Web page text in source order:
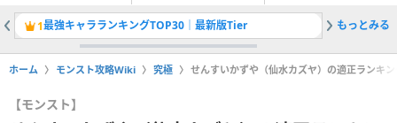
1最強キャラランキングTOP30｜最新版Tier 2アゲイ
もっとみる
ホーム モンスト攻略Wiki 究極 せんすいかずや（仙水カズヤ）の適正ランキ
【モンスト】